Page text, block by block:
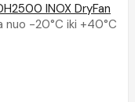
INOX DryFan
nuo -20°C iki +40°C